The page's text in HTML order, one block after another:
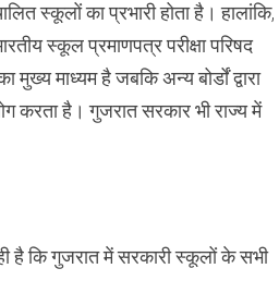
स्कूलों का प्रभारी होता है। हालांकि,
स्कूल प्रमाणपत्र परीक्षा परिषद
माध्यम है जबकि अन्य बोर्डों द्वारा
करता है। गुजरात सरकार भी राज्य में
है कि गुजरात में सरकारी स्कूलों के सभी